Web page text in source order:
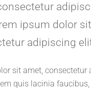
ipsum dolor
adipiscing
sit amet, consectetur
quis lacinia